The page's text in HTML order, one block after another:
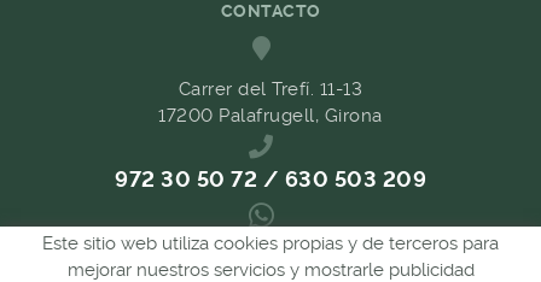
CONTACTO
Carrer del Trefí. 11-13
17200 Palafrugell, Girona
972 30 50 72 / 630 503 209
689 657 489
Este sitio web utiliza cookies propias y de terceros para
mejorar nuestros servicios y mostrarle publicidad